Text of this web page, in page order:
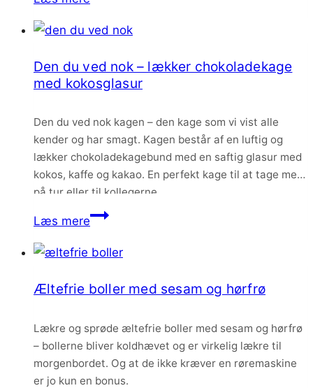
surdej
sprød
og
pizzabund
Den du ved nok – lækker chokoladekage
med kokosglasur
Den du ved nok kagen – den kage som vi vist alle
kender og har smagt. Kagen består af en luftig og
lækker chokoladekagebund med en saftig glasur med
kokos, kaffe og kakao. En perfekt kage til at tage med
på tur eller til kollegerne.
Læs mereDen
ved
–
chokoladekage
med
kokosglasur
Æltefrie boller med sesam og hørfrø
Lækre og sprøde æltefrie boller med sesam og hørfrø
– bollerne bliver koldhævet og er virkelig lækre til
morgenbordet. Og at de ikke kræver en røremaskine
er jo kun en bonus.